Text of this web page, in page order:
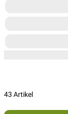
43 Artikel